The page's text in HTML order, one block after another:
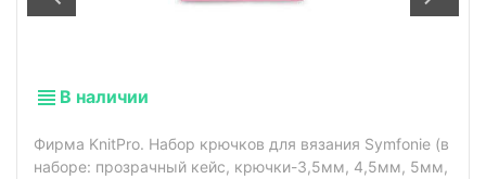
В наличии
Фирма KnitPro. Набор крючков для вязания Symfonie (в
наборе: прозрачный кейс, крючки-3,5мм, 4,5мм, 5мм,